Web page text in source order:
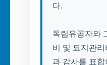
다.
독립유공자와
비 및 묘지관
과 감사를 표